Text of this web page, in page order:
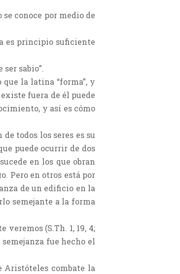
se conoce por medio de
es principio suficiente
sabio”.
la latina “forma”, y
fuera de él puede
y así es cómo
todos los seres es su
puede ocurrir de dos
en los que obran
Pero en otros está por
de un edificio en la
semejante a la forma
(S.Th. 1, 19, 4;
fue hecho el
Aristóteles combate la